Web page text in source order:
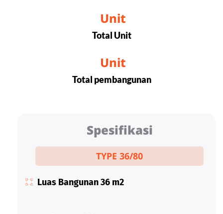
Total Unit
Unit
Total pembangunan
Unit
Spesifikasi
TYPE 36/80
Luas Bangunan 36 m2